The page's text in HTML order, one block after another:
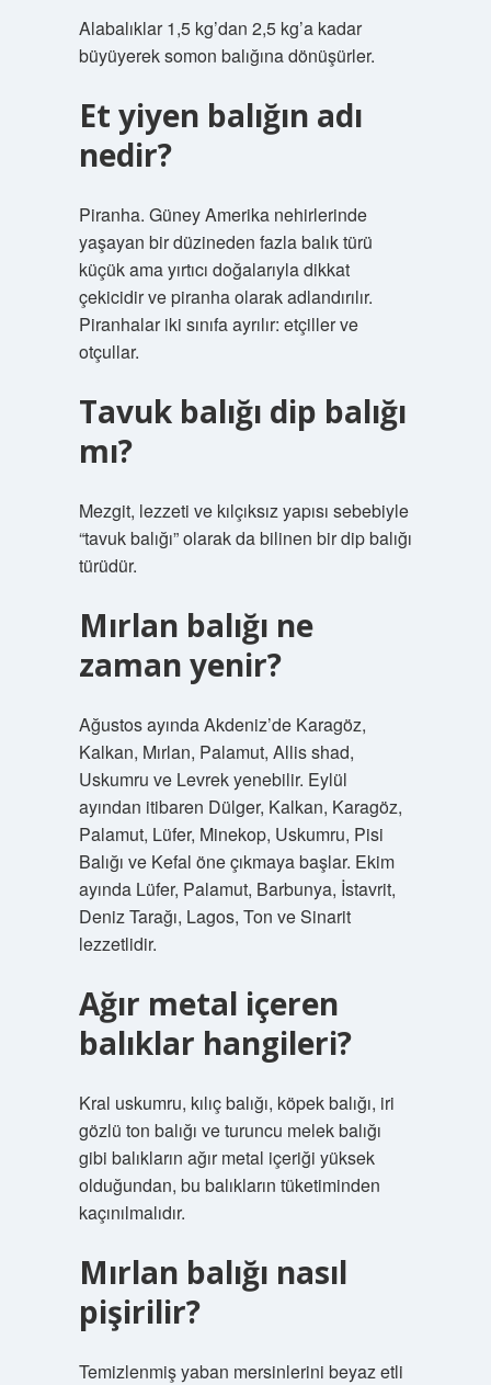
Alabalıklar 1,5 kg’dan 2,5 kg’a kadar
büyüyerek somon balığına dönüşürler.
Et yiyen balığın adı
nedir?
Piranha. Güney Amerika nehirlerinde
yaşayan bir düzineden fazla balık türü
küçük ama yırtıcı doğalarıyla dikkat
çekicidir ve piranha olarak adlandırılır.
Piranhalar iki sınıfa ayrılır: etçiller ve
otçullar.
Tavuk balığı dip balığı
mı?
Mezgit, lezzeti ve kılçıksız yapısı sebebiyle
“tavuk balığı” olarak da bilinen bir dip balığı
türüdür.
Mırlan balığı ne
zaman yenir?
Ağustos ayında Akdeniz’de Karagöz,
Kalkan, Mırlan, Palamut, Allis shad,
Uskumru ve Levrek yenebilir. Eylül
ayından itibaren Dülger, Kalkan, Karagöz,
Palamut, Lüfer, Minekop, Uskumru, Pisi
Balığı ve Kefal öne çıkmaya başlar. Ekim
ayında Lüfer, Palamut, Barbunya, İstavrit,
Deniz Tarağı, Lagos, Ton ve Sinarit
lezzetlidir.
Ağır metal içeren
balıklar hangileri?
Kral uskumru, kılıç balığı, köpek balığı, iri
gözlü ton balığı ve turuncu melek balığı
gibi balıkların ağır metal içeriği yüksek
olduğundan, bu balıkların tüketiminden
kaçınılmalıdır.
Mırlan balığı nasıl
pişirilir?
Temizlenmiş yaban mersinlerini beyaz etli